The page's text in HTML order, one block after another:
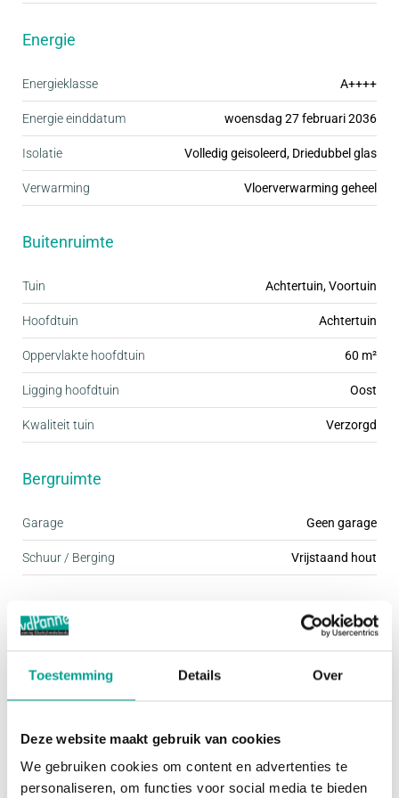
Toestemming Details Over
Deze website maakt gebruik van cookies
We gebruiken cookies om content en advertenties te
personaliseren, om functies voor social media te bieden
Lichte woonkamer met deur naar de tuin,
gesitueerd op het oosten en keukenruimte aan de
voorzijde. Achterin de tuin bevindt zich een houten
berging.
1e verdieping:
één slaapkamer aan de voorzijde. Ook de
opgeleverd.
2e verdieping:
Open ruimte met een afgeslote technische ruimte
met daarin de warmte terugwin installatie.
Zelfbewoningsplicht 3 jaar. Geheel gasloos en
van zowel vloerverwarming als koeling en is
uitgerust met 8 zonnepanelen. De woning voldoet
Neutrale Gebouwen). De woning heeft een
energielabel A++++. Uiteraard is de woning ook
voorzien van driedubbel glas. Oplevering mogelijk
Afmetingen:
Zie de (interactieve) plattegronden voor de
Energie
Energieklasse A++++
Energie einddatum woensdag 27 februari 2036
Isolatie Volledig geisoleerd, Driedubbel glas
Verwarming Vloerverwarming geheel
Buitenruimte
Tuin Achtertuin, Voortuin
Hoofdtuin Achtertuin
Oppervlakte hoofdtuin 60 m²
Ligging hoofdtuin Oost
Kwaliteit tuin Verzorgd
Bergruimte
Garage Geen garage
Schuur / Berging Vrijstaand hout
Parkeergelegenheid
Onderhoud binnen Goed tot uitstekend